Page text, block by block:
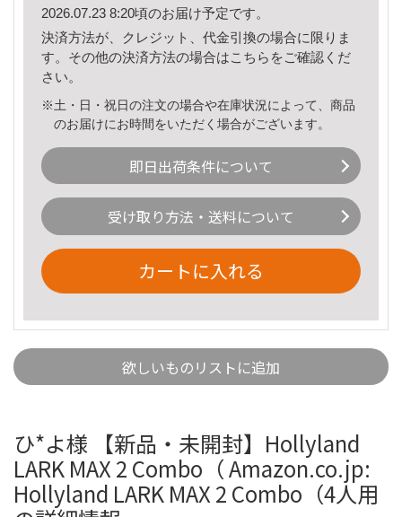
2026.07.23 8:20頃のお届け予定です。
決済方法が、クレジット、代金引換の場合に限りま
す。その他の決済方法の場合はこちら をご確認くだ
さい。
※土・日・祝日の注文の場合や在庫状況によって、商品
のお届けにお時間をいただく場合がございます。
即日出荷条件について
受け取り方法・送料について
カートに入れる
欲しいものリストに追加
ひ*よ様 【新品・未開封】Hollyland
LARK MAX 2 Combo（ Amazon.co.jp:
Hollyland LARK MAX 2 Combo（4人用